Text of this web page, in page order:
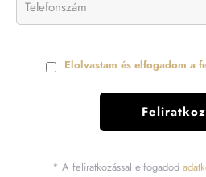
Elolvastam és elfogadom a
* A feliratkozással elfogadod